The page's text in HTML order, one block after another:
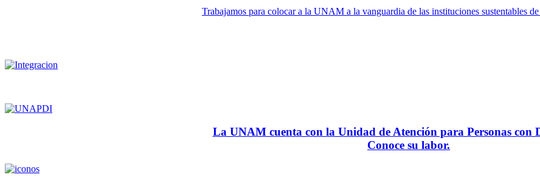
Trabajamos para colocar a la UNAM a la vanguardia de las instituciones sustentables
La UNAM cuenta con la Unidad de Atención para Personas con
Conoce su labor.